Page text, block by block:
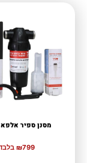
מסנן ספיר
₪799 בלבד!